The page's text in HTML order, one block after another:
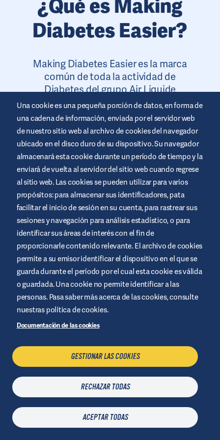
¿Qué es Making
Diabetes Easier?
Making Diabetes Easier es la marca
común de toda la actividad de
Diabetes del grupo Air Liquide
Healthcare en Europa. Novalab es la
marca que engloba la actividad de
diabetes en España con la que
queremos ayudar haciendo la diabetes
más fácil.
#Makingdiabeteseasier
OUR MISSION?
#Makingdiabeteseasier
Una cookie es una pequeña porción de datos, en forma de
una cadena de información, enviada por el servidor web
de nuestro sitio web al archivo de cookies del navegador
ubicado en el disco duro de su dispositivo. Su navegador
almacenará esta cookie durante un período de tiempo y la
enviará de vuelta al servidor del sitio web cuando regrese
al sitio web. Las cookies se pueden utilizar para varios
propósitos: para almacenar sus identificadores, pata
facilitar el inicio de sesión en su cuenta, para rastrear sus
sesiones y navegación para análisis estadístico, o para
identificar sus áreas de interés con el fin de
proporcionarle contenido relevante. El archivo de cookies
permite a su emisor identificar el dispositivo en el que se
guarda durante el período por el cual esta cookie es válida
o guardada. Una cookie no permite identificar a las
personas. Pasa saber más acerca de las cookies, consulte
nuestras política de cookies.
Documentación de las cookies
GESTIONAR LAS COOKIES
RECHAZAR TODAS
ACEPTAR TODAS